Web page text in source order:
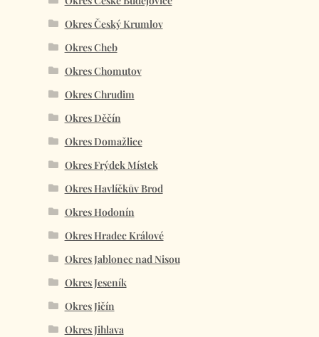
Okres Český Krumlov
Okres Cheb
Okres Chomutov
Okres Chrudim
Okres Děčín
Okres Domažlice
Okres Frýdek Místek
Okres Havlíčkův Brod
Okres Hodonín
Okres Hradec Králové
Okres Jablonec nad Nisou
Okres Jeseník
Okres Jičín
Okres Jihlava